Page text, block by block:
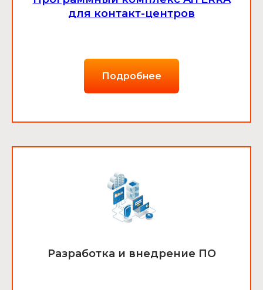
для контакт-центров
Подробнее
Разработка и внедрение ПО